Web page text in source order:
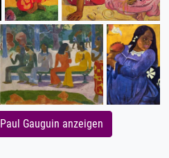
Gauguin anzeigen